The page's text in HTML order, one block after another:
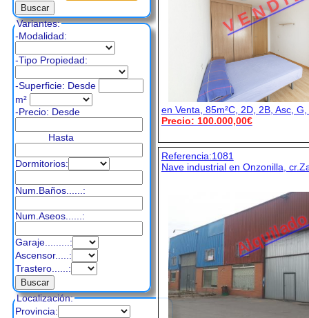
Variantes:
-Modalidad:
-Tipo Propiedad:
-Superficie: Desde
m²
-Precio: Desde
Hasta
Dormitorios:
Num.Baños......:
Num.Aseos......:
Garaje.........:
Ascensor.....:
Trastero......:
Localización:
Provincia:
en Venta, 85m²C, 2D, 2B, Asc, G,
Precio: 100.000,00€
Referencia:1081
Nave industrial en Onzonilla,